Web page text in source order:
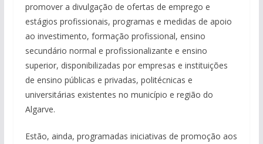
promover a divulgação de ofertas de emprego e
estágios profissionais, programas e medidas de apoio
ao investimento, formação profissional, ensino
secundário normal e profissionalizante e ensino
superior, disponibilizadas por empresas e instituições
de ensino públicas e privadas, politécnicas e
universitárias existentes no município e região do
Algarve.
Estão, ainda, programadas iniciativas de promoção aos